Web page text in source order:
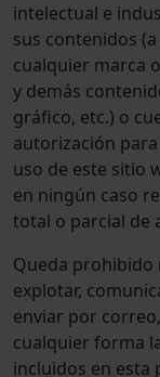
intelectual e
sus contenidos
cualquier marca
y demás
gráfico, etc.) o
autorización para
uso de este sitio
en ningún caso
total o parcial de
Queda prohibido
explotar,
enviar por
cualquier forma
incluidos en esta